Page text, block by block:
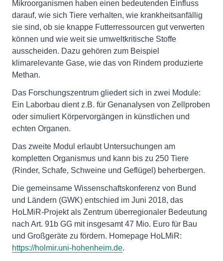
Mikroorganismen haben einen bedeutenden Einfluss
darauf, wie sich Tiere verhalten, wie krankheitsanfällig
sie sind, ob sie knappe Futterressourcen gut verwerten
können und wie weit sie umweltkritische Stoffe
ausscheiden. Dazu gehören zum Beispiel
klimarelevante Gase, wie das von Rindern produzierte
Methan.
Das Forschungszentrum gliedert sich in zwei Module:
Ein Laborbau dient z.B. für Genanalysen von Zellproben
oder simuliert Körpervorgängen in künstlichen und
echten Organen.
Das zweite Modul erlaubt Untersuchungen am
kompletten Organismus und kann bis zu 250 Tiere
(Rinder, Schafe, Schweine und Geflügel) beherbergen.
Die gemeinsame Wissenschaftskonferenz von Bund
und Ländern (GWK) entschied im Juni 2018, das
HoLMiR-Projekt als Zentrum überregionaler Bedeutung
nach Art. 91b GG mit insgesamt 47 Mio. Euro für Bau
und Großgeräte zu fördern. Homepage HoLMiR:
https://holmir.uni-hohenheim.de.